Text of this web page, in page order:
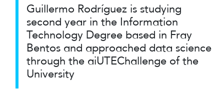
Guillermo Rodríguez is studying
second year in the Information
Technology Degree based in Fray
Bentos and approached data science
through the aiUTEChallenge of the
University